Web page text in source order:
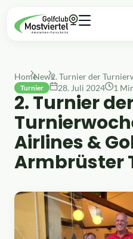
HomeNews
Turnier 28. Juli 2024 1
2. Turnier
Airlines &
Armbrüster